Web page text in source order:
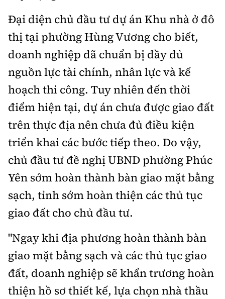
Đại diện chủ đầu tư dự án Khu nhà ở đô
thị tại phường Hùng Vương cho biết,
doanh nghiệp đã chuẩn bị đầy đủ
nguồn lực tài chính, nhân lực và kế
hoạch thi công. Tuy nhiên đến thời
điểm hiện tại, dự án chưa được giao đất
trên thực địa nên chưa đủ điều kiện
triển khai các bước tiếp theo. Do vậy,
chủ đầu tư đề nghị UBND phường Phúc
Yên sớm hoàn thành bàn giao mặt bằng
sạch, tỉnh sớm hoàn thiện các thủ tục
giao đất cho chủ đầu tư.
"Ngay khi địa phương hoàn thành bàn
giao mặt bằng sạch và các thủ tục giao
đất, doanh nghiệp sẽ khẩn trương hoàn
thiện hồ sơ thiết kế, lựa chọn nhà thầu